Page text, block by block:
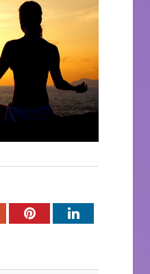
PinterestLinkedIn